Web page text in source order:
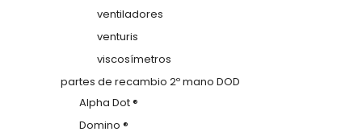
ventiladores
venturis
viscosímetros
partes de recambio 2º mano DOD
Alpha Dot ®
Domino ®